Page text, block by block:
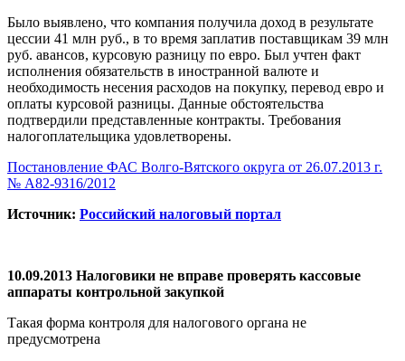
Было выявлено, что компания получила доход в результате
цессии 41 млн руб., в то время заплатив поставщикам 39 млн
руб. авансов, курсовую разницу по евро. Был учтен факт
исполнения обязательств в иностранной валюте и
необходимость несения расходов на покупку, перевод евро и
оплаты курсовой разницы. Данные обстоятельства
подтвердили представленные контракты. Требования
налогоплательщика удовлетворены.
Постановление ФАС Волго-Вятского округа от 26.07.2013 г.
№ А82-9316/2012
Источник: Российский налоговый портал
10.09.2013 Налоговики не вправе проверять кассовые
аппараты контрольной закупкой
Такая форма контроля для налогового органа не
предусмотрена